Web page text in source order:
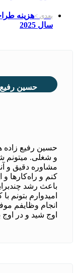
بعدی >
سال 2025
حسین رفیع
حسین رفیع
و شغلی. میتونم
مشاوره دقیق و
کنم و راه‌کارها و
باعث رشد
امیدوارم بتونم
انجام وظایفم
اوج شید و در اوج